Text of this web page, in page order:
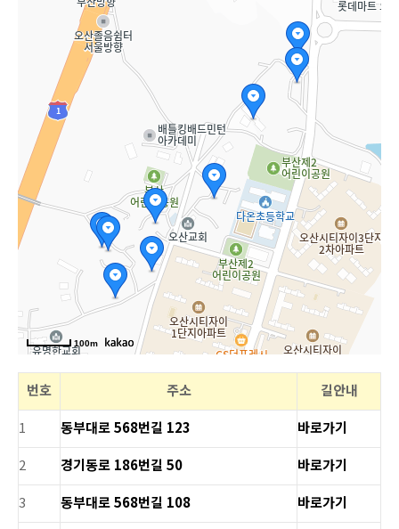
100m
번호 주소
길안내
1
동부대로 568번길 123
바로가기
2
경기동로 186번길 50
바로가기
3
동부대로 568번길 108
바로가기